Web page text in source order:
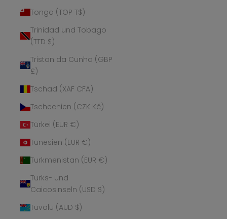
Tonga (TOP T$)
Trinidad und Tobago
(TTD $)
Tristan da Cunha (GBP
£)
Tschad (XAF CFA)
Tschechien (CZK Kč)
Türkei (EUR €)
Tunesien (EUR €)
Turkmenistan (EUR €)
Turks- und
Caicosinseln (USD $)
Tuvalu (AUD $)